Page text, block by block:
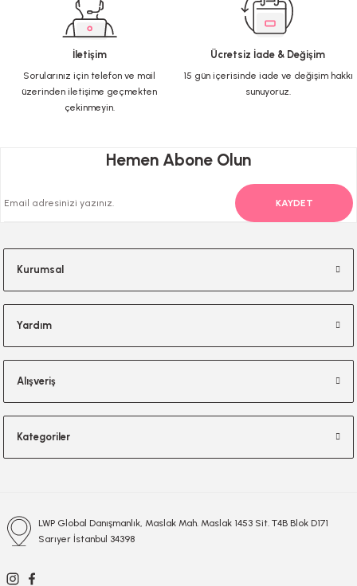
İletişim
Sorularınız için telefon ve mail
üzerinden iletişime geçmekten
çekinmeyin.
Ücretsiz İade & Değişim
15 gün içerisinde iade ve değişim hakkı
sunuyoruz.
Hemen Abone Olun
KAYDET
Kurumsal
Yardım
Alışveriş
Kategoriler
LWP Global Danışmanlık, Maslak Mah. Maslak 1453 Sit. T4B Blok D171
Sarıyer İstanbul 34398